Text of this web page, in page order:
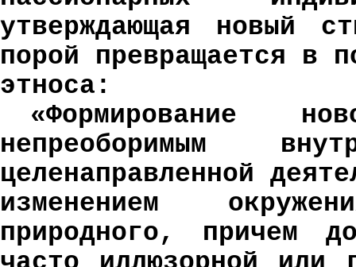
утверждающая новый
порой превращается в
этноса:
«Формирование
непреоборимым
целенаправленной
изменением
природного, причем